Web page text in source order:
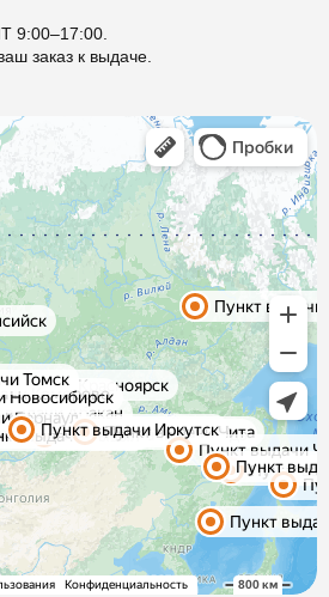
9:00–17:00.
заказ к выдаче.